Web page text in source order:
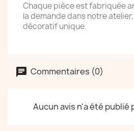
Chaque pièce est fabriquée
la demande dans notre
décoratif unique.
Commentaires (0)
Aucun avis n'a été publié